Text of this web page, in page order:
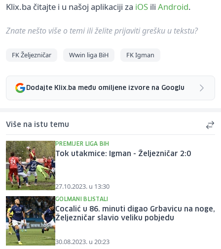
Klix.ba čitajte i u našoj aplikaciji za iOS ili Android.
Znate nešto više o temi ili želite prijaviti grešku u tekstu?
FK Željezničar Wwin liga BiH FK Igman
Dodajte Klix.ba među omiljene izvore na Googlu
Više na istu temu
PREMIJER LIGA BIH
Tok utakmice: Igman - Željezničar 2:0
27.10.2023. u 13:30
GOLMANI BLISTALI
Cocalić u 86. minuti digao Grbavicu na noge,
Željezničar slavio veliku pobjedu
30.08.2023. u 20:23